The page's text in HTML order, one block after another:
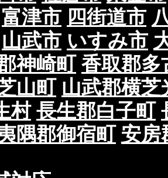
富津市 四街道市
山武市 いすみ市
神崎町 香取郡多
山町 山武郡横芝
村 長生郡白子町
隅郡御宿町 安房